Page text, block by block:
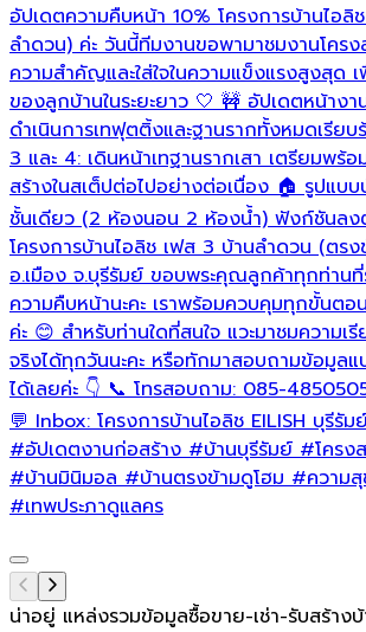
อัปเดตความคืบหน้า 10% โครงการบ้านไอลิ
ลำดวน) ค่ะ วันนี้ทีมงานขอพามาชมงานโครง
ความสำคัญและใส่ใจในความแข็งแรงสูงสุด
ของลูกบ้านในระยะยาว 🤍 🚧 อัปเดตหน้าง
ดำเนินการเทฟุตติ้งและฐานรากทั้งหมดเรีย
3 และ 4: เดินหน้าเทฐานรากเสา เตรียมพร้
สร้างในสเต็ปต่อไปอย่างต่อเนื่อง 🏠 รูปแบ
ชั้นเดียว (2 ห้องนอน 2 ห้องน้ำ) ฟังก์ชันล
โครงการบ้านไอลิช เฟส 3 บ้านลำดวน (ตร
อ.เมือง จ.บุรีรัมย์ ขอบพระคุณลูกค้าทุกท่าน
ความคืบหน้านะคะ เราพร้อมควบคุมทุกขั้นตอ
ค่ะ 😊 สำหรับท่านใดที่สนใจ แวะมาชมความเ
จริงได้ทุกวันนะคะ หรือทักมาสอบถามข้อมูล
ได้เลยค่ะ 👇 📞 โทรสอบถาม: 085-
💬 Inbox: โครงการบ้านไอลิช EILISH บุรีรัม
#อัปเดตงานก่อสร้าง #บ้านบุรีรัมย์ #โครง
#บ้านมินิมอล #บ้านตรงข้ามดูโฮม #ความสุ
#เทพประภาดูแลคร
น่าอยู่ แหล่งรวมข้อมูลซื้อขาย-เช่า-รับสร้าง